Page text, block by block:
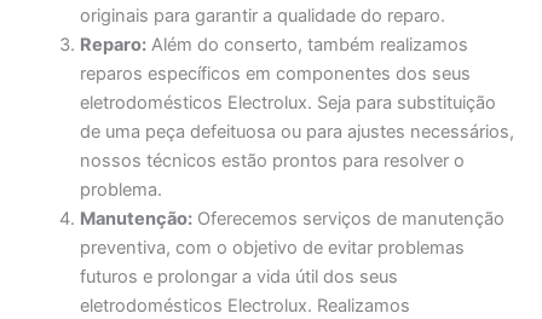
originais para garantir a qualidade do reparo.
Reparo: Além do conserto, também realizamos
reparos específicos em componentes dos seus
eletrodomésticos Electrolux. Seja para substituição
de uma peça defeituosa ou para ajustes necessários,
nossos técnicos estão prontos para resolver o
problema.
Manutenção: Oferecemos serviços de manutenção
preventiva, com o objetivo de evitar problemas
futuros e prolongar a vida útil dos seus
eletrodomésticos Electrolux. Realizamos